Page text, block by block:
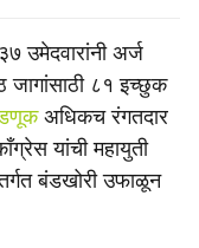
उमेदवारांनी अर्ज
८१ इच्छुक
अधिकच रंगतदार
यांची महायुती
बंडखोरी उफाळून